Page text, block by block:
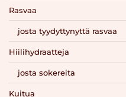
Rasvaa
josta tyydyttynyttä rasvaa
Hiilihydraatteja
josta sokereita
Kuitua